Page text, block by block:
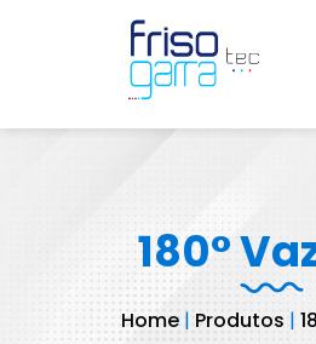
180°
Home | Produtos |